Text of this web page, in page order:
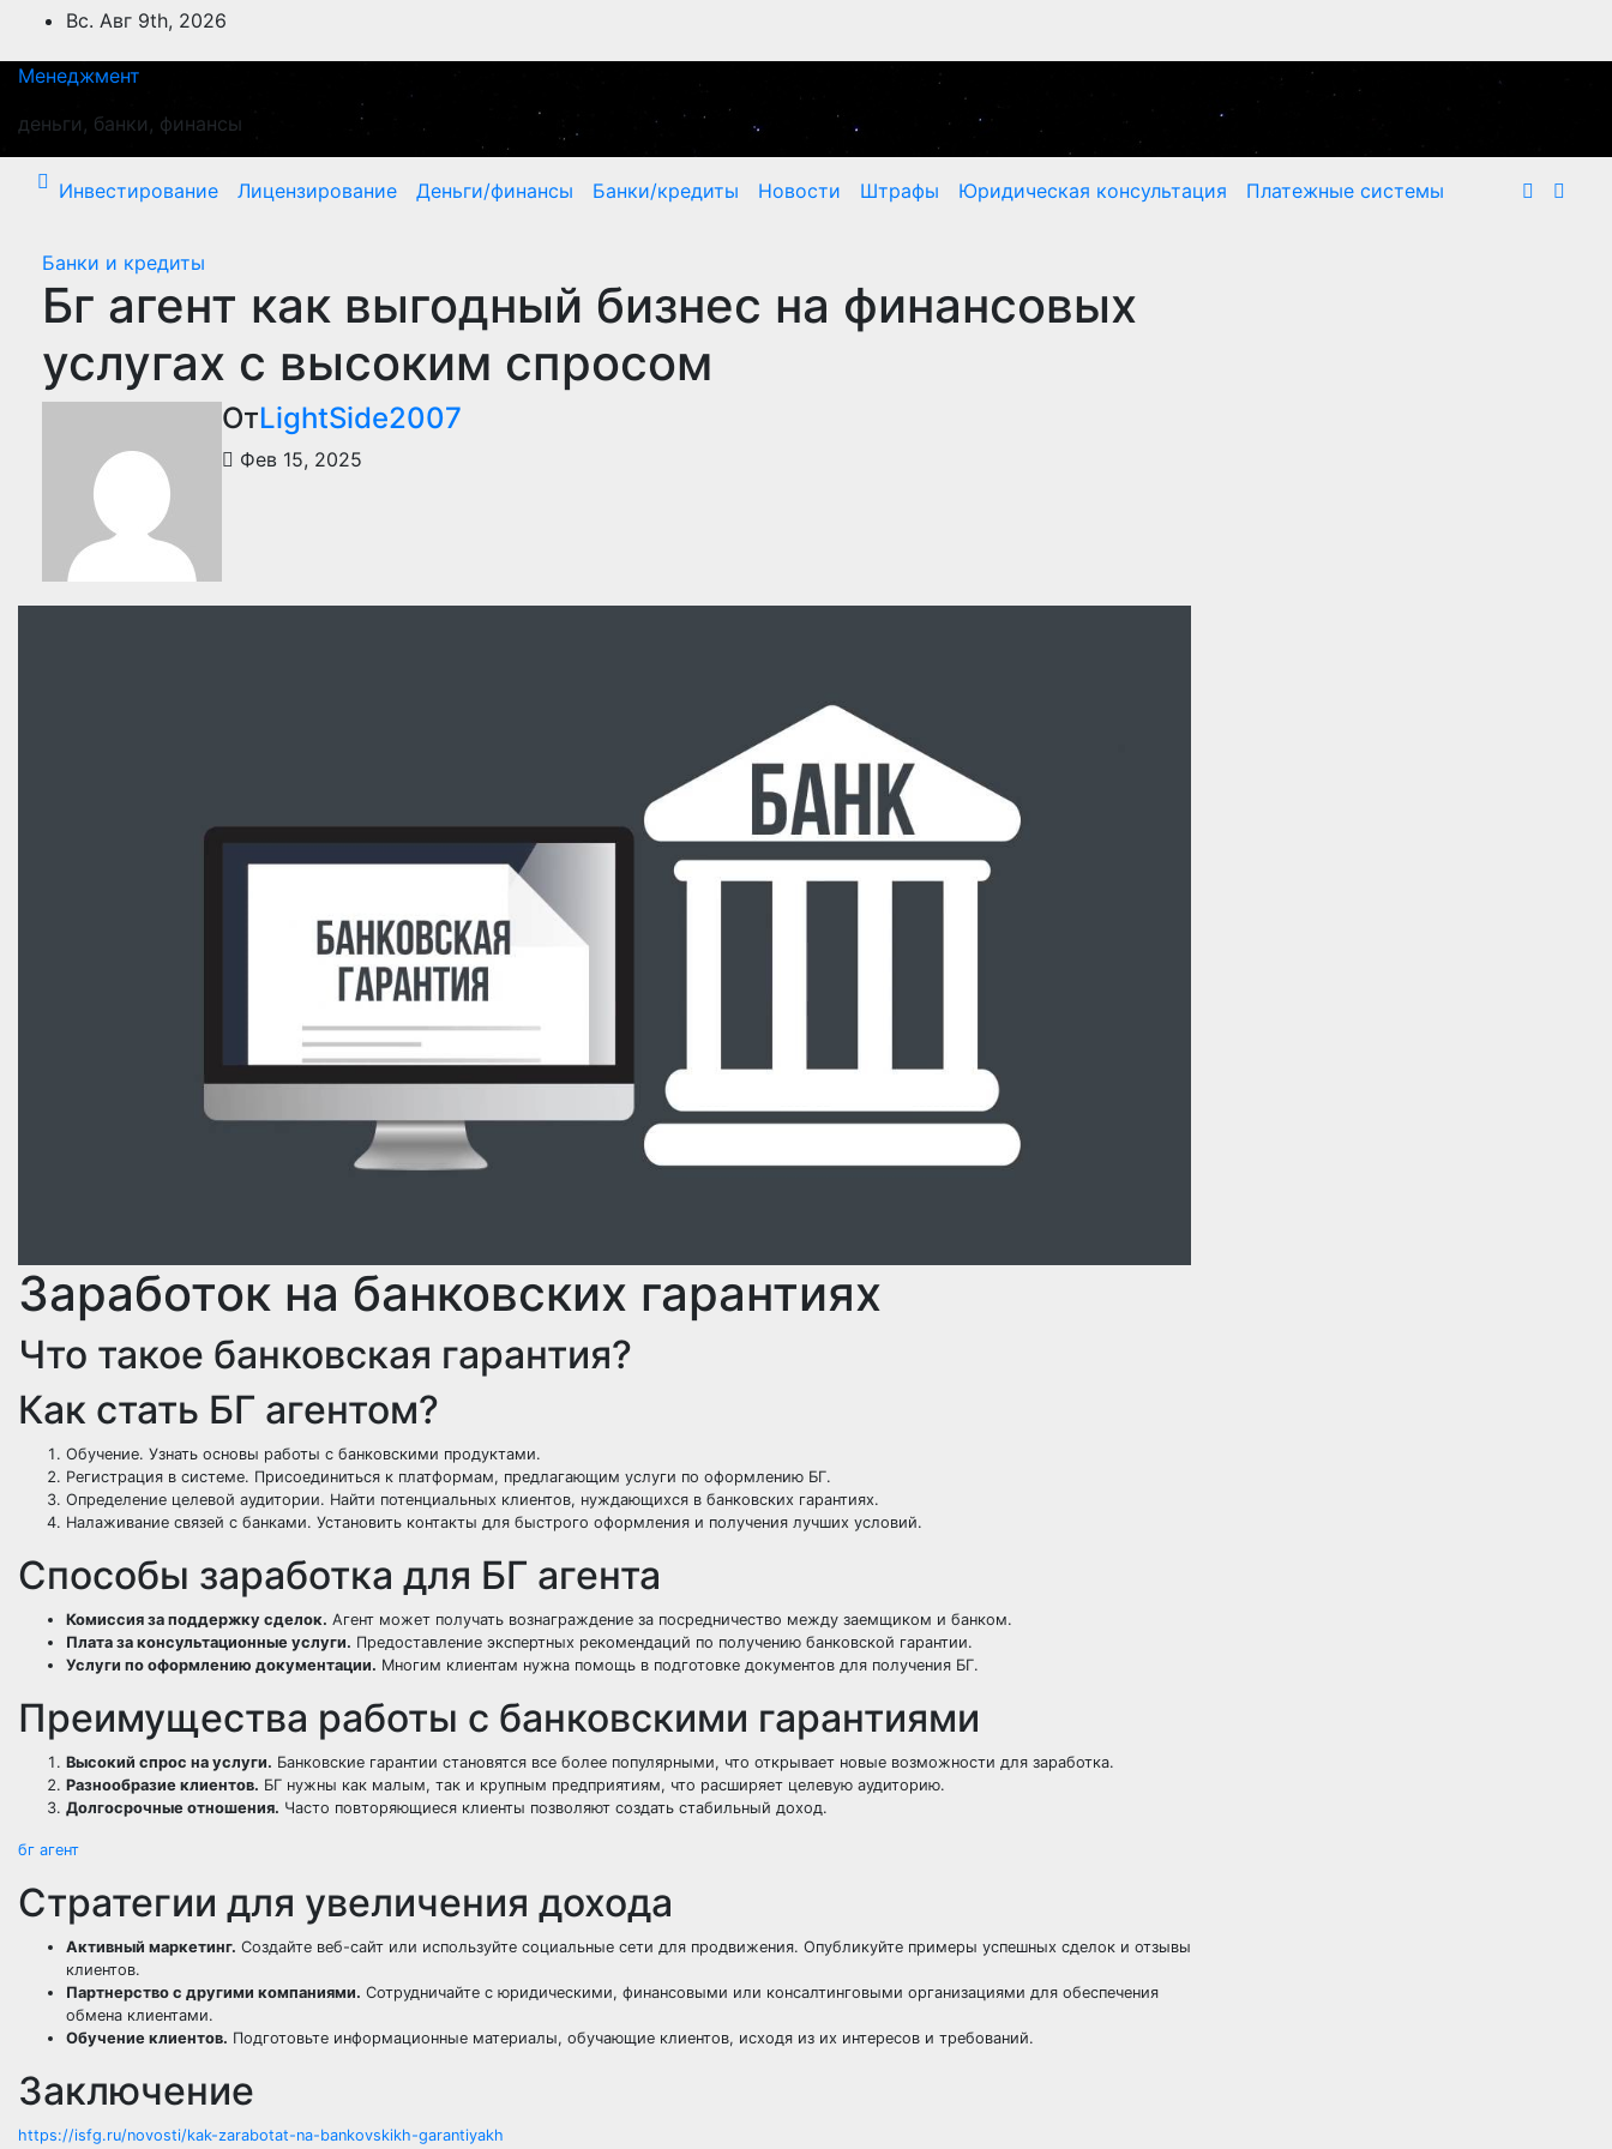
Перейти
содержимому
Вс. Авг 9th, 2026
Менеджмент
деньги, банки, финансы
Инвестирование Лицензирование Деньги/финансы Банки/кредиты Новости Штрафы Юридическая консультация Платежные системы
Банки и кредиты
Бг агент как выгодный бизнес на финансовых
услугах с высоким спросом
ОтLightSide2007
Фев 15, 2025
Заработок на банковских гарантиях
Что такое банковская гарантия?
Как стать БГ агентом?
Обучение. Узнать основы работы с банковскими продуктами.
Регистрация в системе. Присоединиться к платформам, предлагающим услуги по оформлению БГ.
Определение целевой аудитории. Найти потенциальных клиентов, нуждающихся в банковских гарантиях.
Налаживание связей с банками. Установить контакты для быстрого оформления и получения лучших условий.
Способы заработка для БГ агента
Комиссия за поддержку сделок. Агент может получать вознаграждение за посредничество между заемщиком и банком.
Плата за консультационные услуги. Предоставление экспертных рекомендаций по получению банковской гарантии.
Услуги по оформлению документации. Многим клиентам нужна помощь в подготовке документов для получения БГ.
Преимущества работы с банковскими гарантиями
Высокий спрос на услуги. Банковские гарантии становятся все более популярными, что открывает новые возможности для заработка.
Разнообразие клиентов. БГ нужны как малым, так и крупным предприятиям, что расширяет целевую аудиторию.
Долгосрочные отношения. Часто повторяющиеся клиенты позволяют создать стабильный доход.
бг агент
Стратегии для увеличения дохода
Активный маркетинг. Создайте веб-сайт или используйте социальные сети для продвижения. Опубликуйте примеры успешных сделок и отзывы
клиентов.
Партнерство с другими компаниями. Сотрудничайте с юридическими, финансовыми или консалтинговыми организациями для обеспечения
обмена клиентами.
Обучение клиентов. Подготовьте информационные материалы, обучающие клиентов, исходя из их интересов и требований.
Заключение
https://isfg.ru/novosti/kak-zarabotat-na-bankovskikh-garantiyakh